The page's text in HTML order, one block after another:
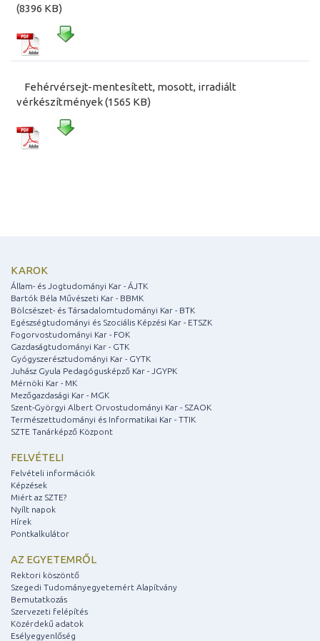
(8396 KB)
Fehérvérsejt-mentesített, mosott, irradiált
vérkészítmények (1565 KB)
KAROK
Állam- és Jogtudományi Kar - ÁJTK
Bartók Béla Művészeti Kar - BBMK
Bölcsészet- és Társadalomtudományi Kar - BTK
Egészségtudományi és Szociális Képzési Kar - ETSZK
Fogorvostudományi Kar - FOK
Gazdaságtudományi Kar - GTK
Gyógyszerésztudományi Kar - GYTK
Juhász Gyula Pedagógusképző Kar - JGYPK
Mérnöki Kar - MK
Mezőgazdasági Kar - MGK
Szent-Györgyi Albert Orvostudományi Kar - SZAOK
Természettudományi és Informatikai Kar - TTIK
SZTE Tanárképző Központ
FELVÉTELI
Felvételi információk
Képzések
Miért az SZTE?
Nyílt napok
Hírek
Pontkalkulátor
AZ EGYETEMRŐL
Rektori köszöntő
Szegedi Tudományegyetemért Alapítvány
Bemutatkozás
Szervezeti felépítés
Közérdekű adatok
Esélyegyenlőség